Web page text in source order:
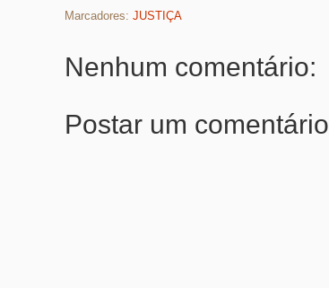
Marcadores: JUSTIÇA
Nenhum comentário:
Postar um comentário